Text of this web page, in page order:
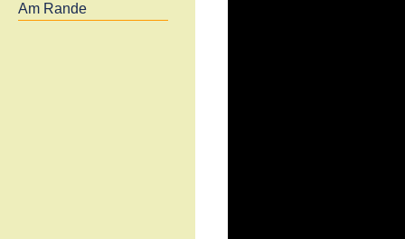
Am Rande